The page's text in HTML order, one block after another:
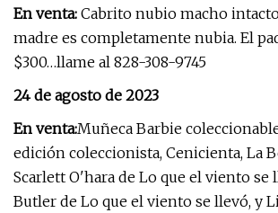
En venta: Cabrito nubio macho
madre es completamente nubia. El
$300…llame al 828-308-9745
24 de agosto de 2023
En venta:Muñeca Barbie
edición coleccionista, Cenicienta, La
Scarlett O'hara de Lo que el viento se
Butler de Lo que el viento se llevó, y